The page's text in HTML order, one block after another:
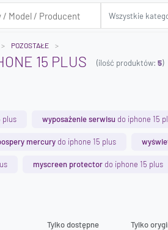
POZOSTAŁE
15 PLUS (ilość produktów: 5)
plus wyposażenie serwisu do iphone 15
mercury do iphone 15 plus
myscreen protector do iphone 15 plus
Tylko dostępne Tylko